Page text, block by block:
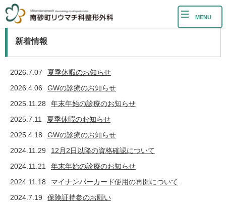
MENU
新着情報
2026.7.07
夏季休暇のお知らせ
2026.4.06
GWの診療のお知らせ
2025.11.28
年末年始の診療のお知らせ
2025.7.11
夏季休暇のお知らせ
2025.4.18
GWの診療のお知らせ
2024.11.29
12月2日以降の資格確認について
2024.11.21
年末年始の診療のお知らせ
2024.11.18
マイナンバーカード使用の再開について
2024.7.19
保険証持参のお願い